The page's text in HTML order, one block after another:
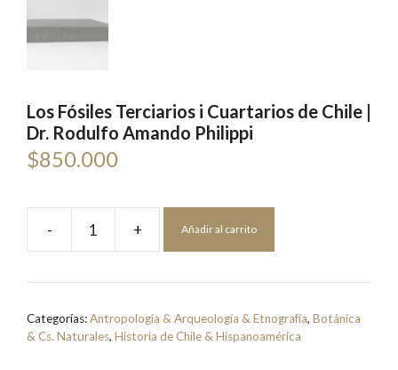
Los Fósiles Terciarios i Cuartarios de Chile |
Dr. Rodulfo Amando Philippi
$850.000
-
Terciarios
Cuartarios
+ Añadir al carrito
Categorías:Antropología & Arqueología & Etnografía, Botánica
& Cs. Naturales, Historia de Chile & Hispanoamérica